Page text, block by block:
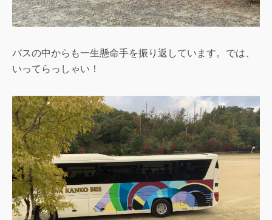
バスの中からも一生懸命手を振り返しています。では、
いってらっしゃい！